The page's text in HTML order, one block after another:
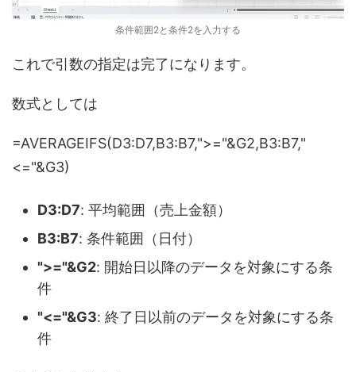
条件範囲2と条件2を入力する
これで引数の指定は完了になります。
数式としては
=AVERAGEIFS(D3:D7,B3:B7,">="&G2,B3:B7,"
<="&G3)
D3:D7: 平均範囲（売上金額）
B3:B7: 条件範囲（日付）
">="&G2: 開始日以降のデータを対象にする条
件
"<="&G3: 終了日以前のデータを対象にする条
件